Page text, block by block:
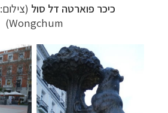
כיכר פוארטה דל סול (צילום:
Wongchum
)